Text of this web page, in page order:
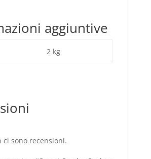
aggiuntive
2 kg
ci sono recensioni.